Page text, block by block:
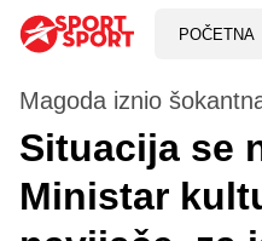
POČETNA
Magoda iznio
Situacija se
Ministar